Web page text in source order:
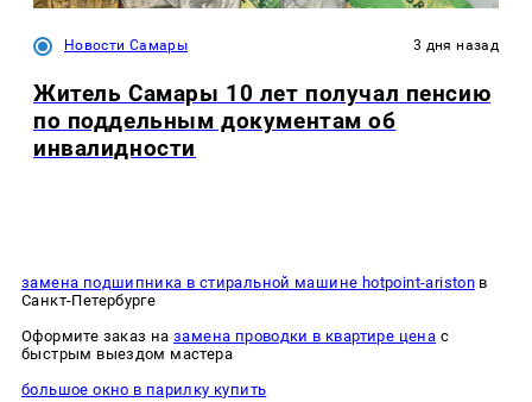
Новости Самары 3 дня назад
Житель Самары 10 лет получал пенсию
по поддельным документам об
инвалидности
замена подшипника в стиральной машине hotpoint-ariston в
Санкт-Петербурге
Оформите заказ назамена проводки в квартире цена с
быстрым выездом мастера
большое окно в парилку купить